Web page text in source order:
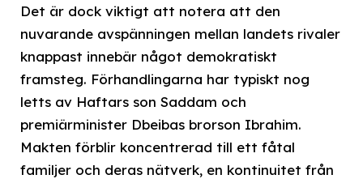
Det är dock viktigt att notera att den
nuvarande avspänningen mellan landets rivaler
knappast innebär något demokratiskt
framsteg. Förhandlingarna har typiskt nog
letts av Haftars son Saddam och
premiärminister Dbeibas brorson Ibrahim.
Makten förblir koncentrerad till ett fåtal
familjer och deras nätverk, en kontinuitet från